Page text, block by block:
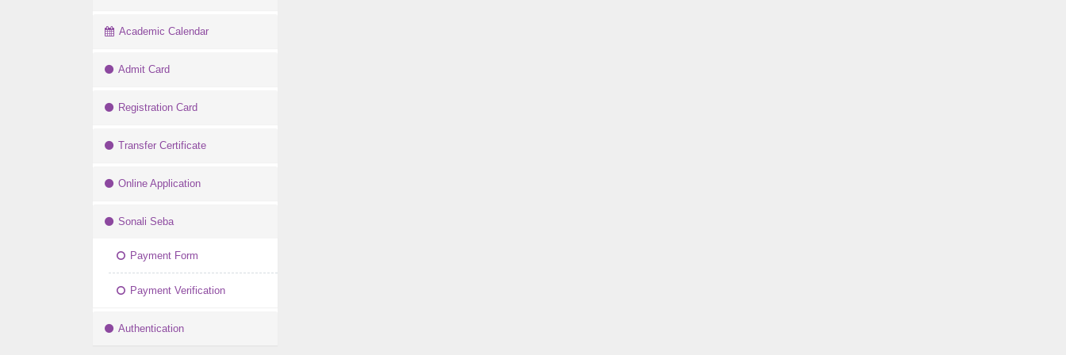
Academic Calendar
Admit Card
Registration Card
Transfer Certificate
Online Application
Sonali Seba
Payment Form
Payment Verification
Authentication